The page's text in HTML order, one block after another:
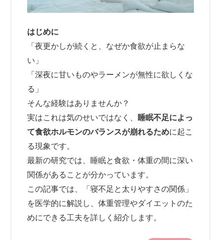
はじめに
「夜更かしが続くと、なぜか食欲が止まらな
い」
「深夜に甘いものやラーメンが無性に欲しくな
る」
そんな経験はありませんか？
実はこれは気のせいではなく、 睡眠不足によっ
て食欲ホルモンのバランスが崩れるために起こ
る現象です。
最新の研究では、睡眠と食欲・体重の間に深い
関係があることが分かっています。
この記事では、「寝不足と太りやすさの関係」
を医学的に解説し、体重管理やダイエットのた
めにできる工夫を詳しく紹介します。